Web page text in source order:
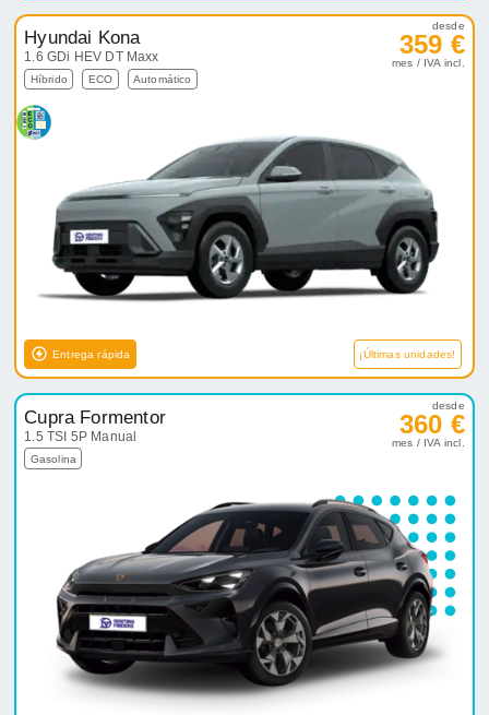
Hyundai Kona
1.6 GDi HEV DT Maxx
Híbrido ECO Automático
desde
359 €
mes / IVA incl.
Entrega rápida ¡Últimas unidades!
Cupra Formentor
1.5 TSI 5P Manual
Gasolina
desde
360 €
mes / IVA incl.